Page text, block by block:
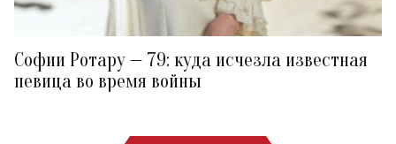
Софии Ротару — 79: куда исчезла известная
певица во время войны